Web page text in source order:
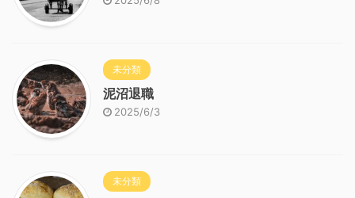
未分類
泥沼退職
2025/6/3
未分類